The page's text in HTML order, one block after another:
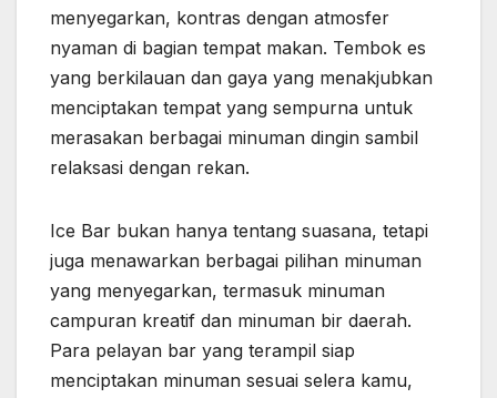
menyegarkan, kontras dengan atmosfer
nyaman di bagian tempat makan. Tembok es
yang berkilauan dan gaya yang menakjubkan
menciptakan tempat yang sempurna untuk
merasakan berbagai minuman dingin sambil
relaksasi dengan rekan.
Ice Bar bukan hanya tentang suasana, tetapi
juga menawarkan berbagai pilihan minuman
yang menyegarkan, termasuk minuman
campuran kreatif dan minuman bir daerah.
Para pelayan bar yang terampil siap
menciptakan minuman sesuai selera kamu,